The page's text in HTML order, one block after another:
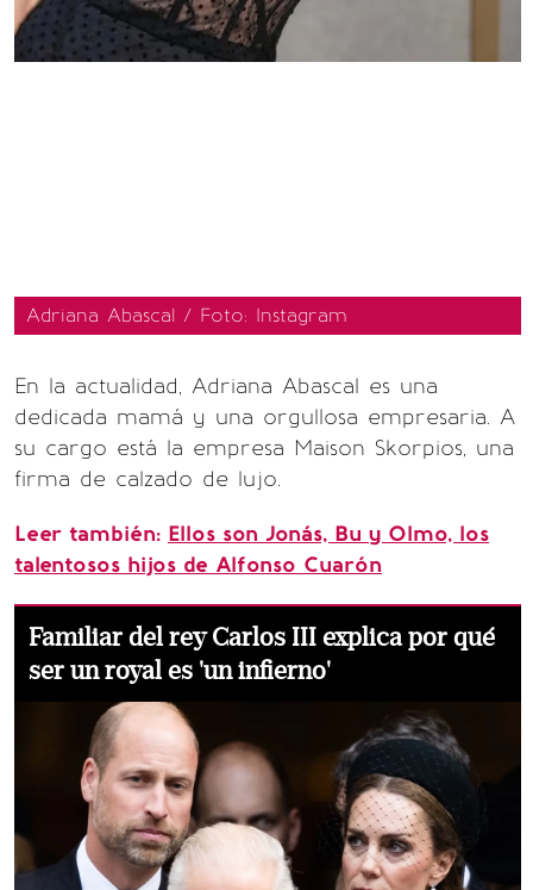
Adriana Abascal / Foto: Instagram
En la actualidad, Adriana Abascal es una
dedicada mamá y una orgullosa empresaria. A
su cargo está la empresa Maison Skorpios, una
firma de calzado de lujo.
Leer también: Ellos son Jonás, Bu y Olmo, los
talentosos hijos de Alfonso Cuarón
Familiar del rey Carlos III explica por qué
ser un royal es 'un infierno'